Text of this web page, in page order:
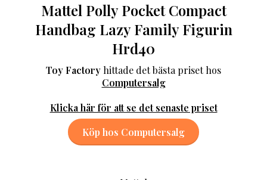
Mattel Polly Pocket Compact
Handbag Lazy Family Figurin
Hrd40
Toy Factory hittade det bästa priset hos
Computersalg
Klicka här för att se det senaste priset
Köp hos Computersalg